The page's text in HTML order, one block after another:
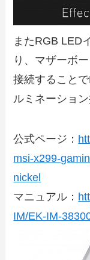
またRGB LED
り、マザーボ
接続すること
ルミネーショ
公式ページ：
msi-x299-
nickel
マニュアル：
IM/EK-IM-